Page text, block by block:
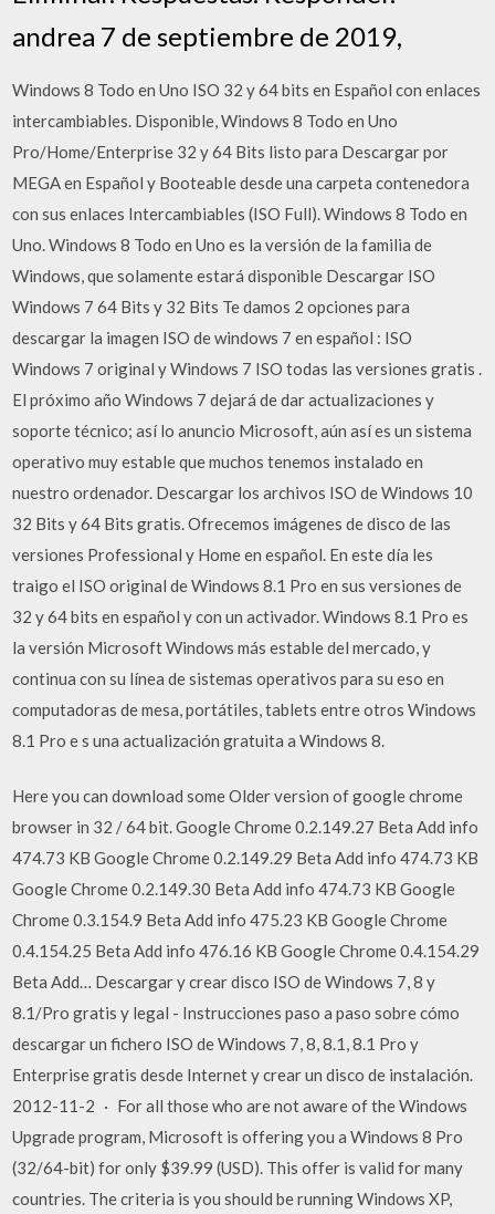
andrea 7 de septiembre de 2019,
Windows 8 Todo en Uno ISO 32 y 64 bits en Español con enlaces
intercambiables. Disponible, Windows 8 Todo en Uno
Pro/Home/Enterprise 32 y 64 Bits listo para Descargar por
MEGA en Español y Booteable desde una carpeta contenedora
con sus enlaces Intercambiables (ISO Full). Windows 8 Todo en
Uno. Windows 8 Todo en Uno es la versión de la familia de
Windows, que solamente estará disponible Descargar ISO
Windows 7 64 Bits y 32 Bits Te damos 2 opciones para
descargar la imagen ISO de windows 7 en español : ISO
Windows 7 original y Windows 7 ISO todas las versiones gratis .
El próximo año Windows 7 dejará de dar actualizaciones y
soporte técnico; así lo anuncio Microsoft, aún así es un sistema
operativo muy estable que muchos tenemos instalado en
nuestro ordenador. Descargar los archivos ISO de Windows 10
32 Bits y 64 Bits gratis. Ofrecemos imágenes de disco de las
versiones Professional y Home en español. En este día les
traigo el ISO original de Windows 8.1 Pro en sus versiones de
32 y 64 bits en español y con un activador. Windows 8.1 Pro es
la versión Microsoft Windows más estable del mercado, y
continua con su línea de sistemas operativos para su eso en
computadoras de mesa, portátiles, tablets entre otros Windows
8.1 Pro e s una actualización gratuita a Windows 8.
Here you can download some Older version of google chrome
browser in 32 / 64 bit. Google Chrome 0.2.149.27 Beta Add info
474.73 KB Google Chrome 0.2.149.29 Beta Add info 474.73 KB
Google Chrome 0.2.149.30 Beta Add info 474.73 KB Google
Chrome 0.3.154.9 Beta Add info 475.23 KB Google Chrome
0.4.154.25 Beta Add info 476.16 KB Google Chrome 0.4.154.29
Beta Add… Descargar y crear disco ISO de Windows 7, 8 y
8.1/Pro gratis y legal - Instrucciones paso a paso sobre cómo
descargar un fichero ISO de Windows 7, 8, 8.1, 8.1 Pro y
Enterprise gratis desde Internet y crear un disco de instalación.
2012-11-2 · For all those who are not aware of the Windows
Upgrade program, Microsoft is offering you a Windows 8 Pro
(32/64-bit) for only $39.99 (USD). This offer is valid for many
countries. The criteria is you should be running Windows XP,